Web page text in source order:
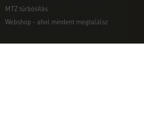
MTZ túrbósítás
Webshop - ahol mindent megtalálsz